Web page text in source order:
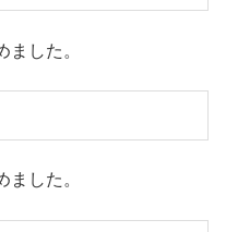
した。
した。